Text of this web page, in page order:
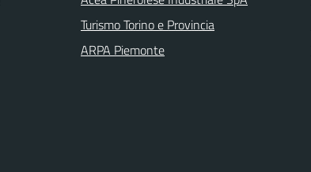
Turismo Torino e Provincia
ARPA Piemonte